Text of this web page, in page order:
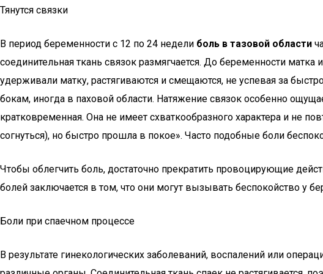
Тянутся связки
В период беременности с 12 по 24 недели боль в тазовой области
соединительная ткань связок размягчается. До беременности
удерживали матку, растягиваются и смещаются, не успевая за
бокам, иногда в паховой области. Натяжение связок особенно
кратковременная. Она не имеет схваткообразного характера и не
согнуться), но быстро прошла в покое». Часто подобные боли
Чтобы облегчить боль, достаточно прекратить провоцирующие
болей заключается в том, что они могут вызывать беспокойство у
Боли при спаечном процессе
В результате гинекологических заболеваний, воспалений или